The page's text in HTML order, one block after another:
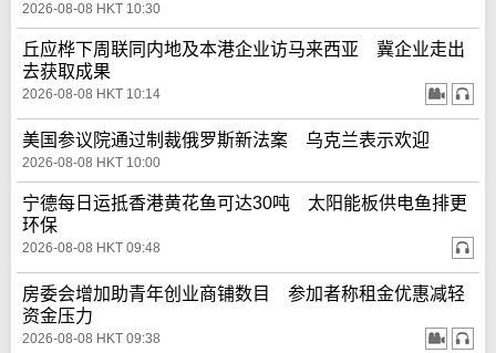
2026-08-08 HKT 10:30
丘应桦下周联同内地及本港企业访马来西亚 冀企业走出
去获取成果
2026-08-08 HKT 10:14
美国参议院通过制裁俄罗斯新法案 乌克兰表示欢迎
2026-08-08 HKT 10:00
宁德每日运抵香港黄花鱼可达30吨 太阳能板供电鱼排更
环保
2026-08-08 HKT 09:48
房委会增加助青年创业商铺数目 参加者称租金优惠减轻
资金压力
2026-08-08 HKT 09:38